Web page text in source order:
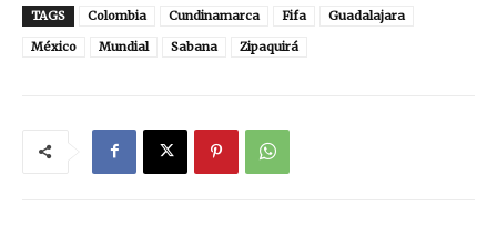
TAGS Colombia Cundinamarca Fifa
Guadalajara
México
Mundial Sabana Zipaquirá